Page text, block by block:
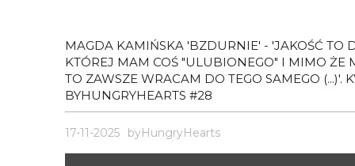
MAGDA KAMIŃSKA 'BZDURNIE' - 'JAKOŚĆ TO
KTÓREJ MAM COŚ "ULUBIONEGO" I MIMO ŻE
TO ZAWSZE WRACAM DO TEGO SAMEGO (...)'.
BYHUNGRYHEARTS #28
17-11-2025 byHungryHearts